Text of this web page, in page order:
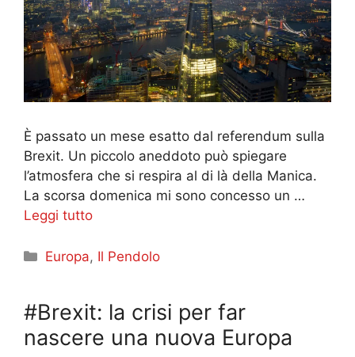
È passato un mese esatto dal referendum sulla
Brexit. Un piccolo aneddoto può spiegare
l’atmosfera che si respira al di là della Manica.
La scorsa domenica mi sono concesso un …
Leggi tutto
Categorie
Europa, Il Pendolo
#Brexit: la crisi per far
nascere una nuova Europa